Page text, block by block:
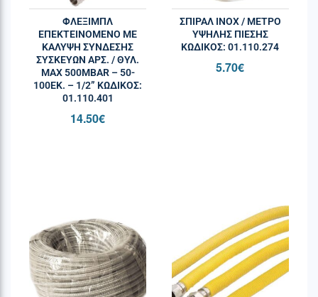
ΦΛΕΞΙΜΠΛ
ΕΠΕΚΤEIΝΟΜΕΝΟ ΜΕ
ΚΑΛΥΨH ΣΥΝΔΕΣΗΣ
ΣΥΣΚΕΥΩΝ ΑΡΣ. / ΘΥΛ.
MAX 500MBAR – 50-
100ΕΚ. – 1/2” ΚΩΔΙΚΌΣ:
01.110.401
14.50€
ΣΠΙΡΑΛ INOX / ΜΕΤΡΟ
ΥΨΗΛΗΣ ΠΙΕΣΗΣ
ΚΩΔΙΚΌΣ: 01.110.274
5.70€